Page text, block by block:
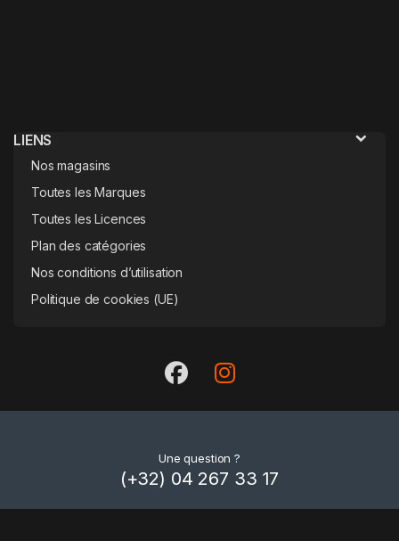
LIENS
Nos magasins
Toutes les Marques
Toutes les Licences
Plan des catégories
Nos conditions d’utilisation
Politique de cookies (UE)
Une question ?
(+32) 04 267 33 17